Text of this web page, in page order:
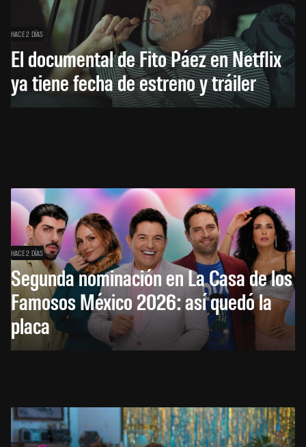
HACE 2 DÍAS
El documental de Fito Páez en Netflix
ya tiene fecha de estreno y tráiler
HACE 2 DÍAS
Segunda nominación en La Casa de los
Famosos México 2026: así quedó la
placa